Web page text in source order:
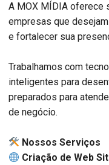
A MOX MÍDIA oferece
empresas que
e fortalecer sua
Trabalhamos com
inteligentes para
preparados para
de negócio.
️ Nossos Serviços
Criação de Web